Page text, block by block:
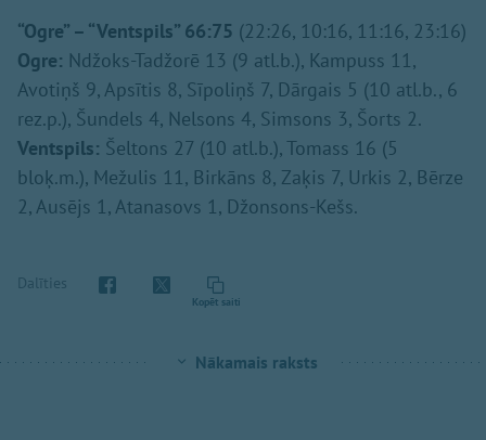
“Ogre” – “Ventspils” 66:75 (22:26, 10:16, 11:16, 23:16)
Ogre: Ndžoks-Tadžorē 13 (9 atl.b.), Kampuss 11,
Avotiņš 9, Apsītis 8, Sīpoliņš 7, Dārgais 5 (10 atl.b., 6
rez.p.), Šundels 4, Nelsons 4, Simsons 3, Šorts 2.
Ventspils: Šeltons 27 (10 atl.b.), Tomass 16 (5
bloķ.m.), Mežulis 11, Birkāns 8, Zaķis 7, Urkis 2, Bērze
2, Ausējs 1, Atanasovs 1, Džonsons-Kešs.
Dalīties
Kopēt saiti
Nākamais raksts